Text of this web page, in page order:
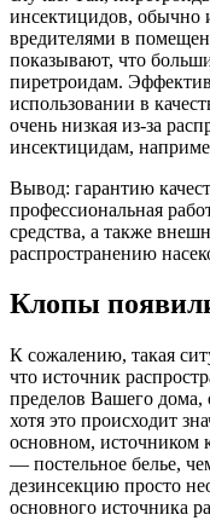
инсектицидов, обычно
вредителями в
показывают, что
пиретроидам.
использовании в
очень низкая из-за
инсектицидам,
Вывод: гарантию
профессиональная
средства, а также
распространению
Клопы
К сожалению, такая
что источник
пределов Вашего дома,
хотя это происходит
основном, источником
— постельное белье,
дезинсекцию просто
основного источника